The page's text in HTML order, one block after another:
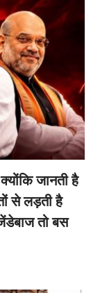
जानती है
से लड़ती है
तो बस